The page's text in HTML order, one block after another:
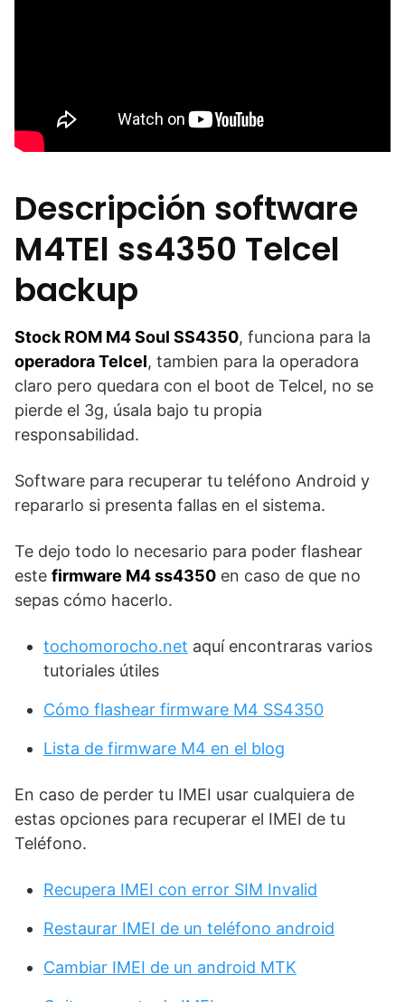
Descripción software
M4TEl ss4350 Telcel
backup
Stock ROM M4 Soul SS4350, funciona para la
operadora Telcel, tambien para la operadora
claro pero quedara con el boot de Telcel, no se
pierde el 3g, úsala bajo tu propia
responsabilidad.
Software para recuperar tu teléfono Android y
repararlo si presenta fallas en el sistema.
Te dejo todo lo necesario para poder flashear
este firmware M4 ss4350 en caso de que no
sepas cómo hacerlo.
tochomorocho.net aquí encontraras varios
tutoriales útiles
Cómo flashear firmware M4 SS4350
Lista de firmware M4 en el blog
En caso de perder tu IMEI usar cualquiera de
estas opciones para recuperar el IMEI de tu
Teléfono.
Recupera IMEI con error SIM Invalid
Restaurar IMEI de un teléfono android
Cambiar IMEI de un android MTK